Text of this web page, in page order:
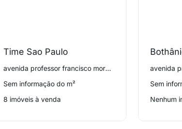
Time Sao Paulo
avenida professor francisco morato 4650, Vila Sônia
Sem informação do m²
8 imóveis à venda
Sem
Nenhum